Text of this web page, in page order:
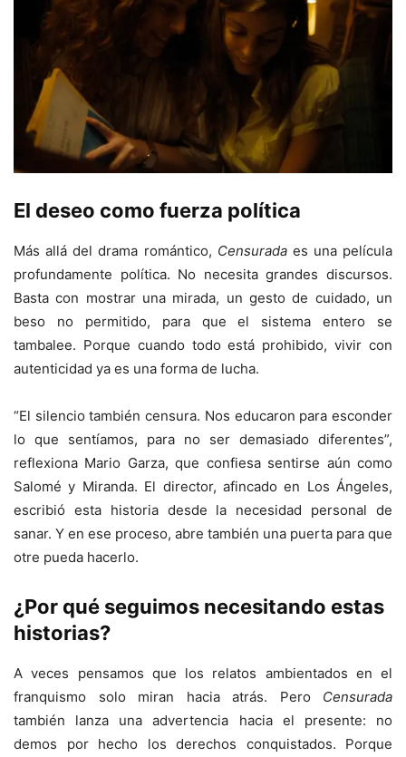
El deseo como fuerza política
Más allá del drama romántico, Censuradaes una película
profundamente política. No necesita grandes discursos.
Basta con mostrar una mirada, un gesto de cuidado, un
beso no permitido, para que el sistema entero se
tambalee. Porque cuando todo está prohibido, vivir con
autenticidad ya es una forma de lucha.
“El silencio también censura. Nos educaron para esconder
lo que sentíamos, para no ser demasiado diferentes”,
reflexiona Mario Garza, que confiesa sentirse aún como
Salomé y Miranda. El director, afincado en Los Ángeles,
escribió esta historia desde la necesidad personal de
sanar. Y en ese proceso, abre también una puerta para que
otre pueda hacerlo.
¿Por qué seguimos necesitando estas
historias?
A veces pensamos que los relatos ambientados en el
franquismo solo miran hacia atrás. Pero Censurada
también lanza una advertencia hacia el presente: no
demos por hecho los derechos conquistados. Porque